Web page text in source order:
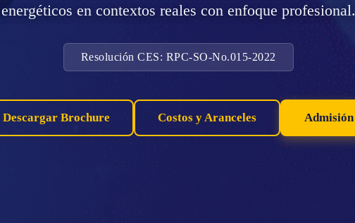
energéticos en contextos reales con enfoque profesional.
Resolución CES: RPC-SO-No.015-2022
Descargar Brochure Costos y Aranceles Admisión